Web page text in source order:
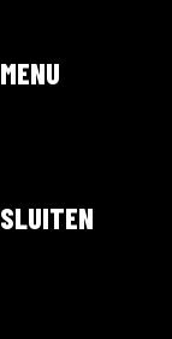
MENU
SLUITEN